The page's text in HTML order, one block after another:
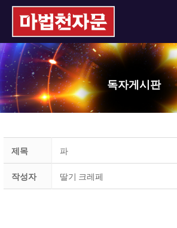
독자게시판
제목 파
작성자 딸기 크레페